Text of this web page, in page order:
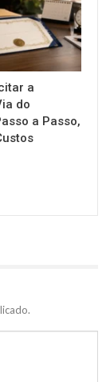
a
do
a Passo,